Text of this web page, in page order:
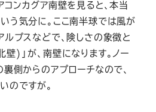
の
公
式
の
公
コンカグア南壁を見ると、本当
う気分に。ここ南半球では風が
ルプスなどで、険しさの象徴と
)」が、南壁になります。ノー
裏側からのアプローチなので、
のですが。